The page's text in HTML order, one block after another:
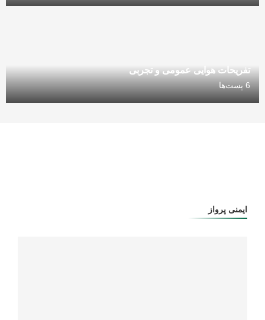
تفریحات هوایی عمومی و تجربی
6 پست‌ها
ایمنی پرواز